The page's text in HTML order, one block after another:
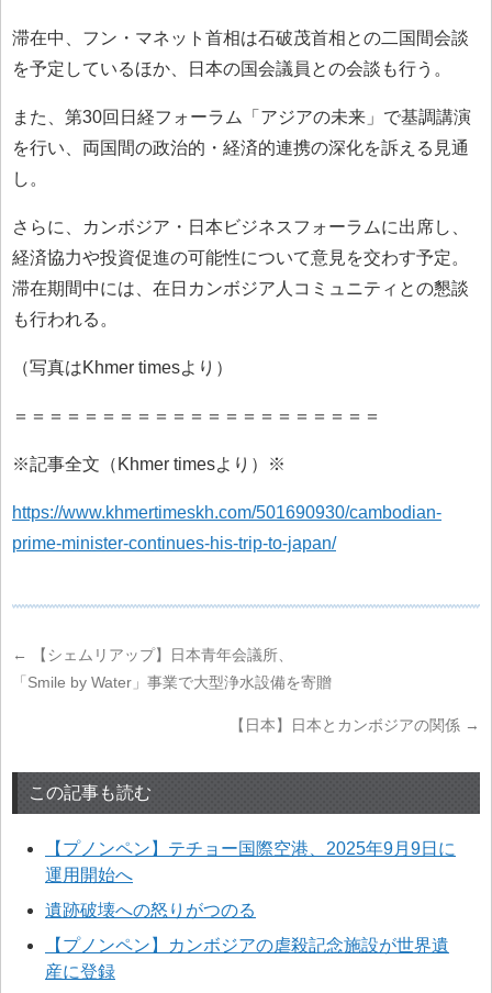
滞在中、フン・マネット首相は石破茂首相との二国間会談
を予定しているほか、日本の国会議員との会談も行う。
また、第30回日経フォーラム「アジアの未来」で基調講演
を行い、両国間の政治的・経済的連携の深化を訴える見通
し。
さらに、カンボジア・日本ビジネスフォーラムに出席し、
経済協力や投資促進の可能性について意見を交わす予定。
滞在期間中には、在日カンボジア人コミュニティとの懇談
も行われる。
（写真はKhmer timesより）
＝＝＝＝＝＝＝＝＝＝＝＝＝＝＝＝＝＝＝＝＝
※記事全文（Khmer timesより）※
https://www.khmertimeskh.com/501690930/cambodian-
prime-minister-continues-his-trip-to-japan/
←
【シェムリアップ】日本青年会議所、
「Smile by Water」事業で大型浄水設備を寄贈
【日本】日本とカンボジアの関係 →
この記事も読む
【プノンペン】テチョー国際空港、2025年9月9日に
運用開始へ
遺跡破壊への怒りがつのる
【プノンペン】カンボジアの虐殺記念施設が世界遺
産に登録